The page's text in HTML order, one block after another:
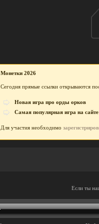
Монетки 2026
Сегодня прямые ссылки открываются
Новая игра про орды орков
Самая популярная игра на сайте
Для участия необходимо
Если ты